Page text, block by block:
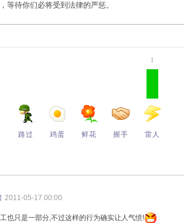
等待你们必将受到法律的严惩。
路过 鸡蛋 鲜花 握手
1
雷人
2011-05-17 00:00
也只是一部分,不过这样的行为确实让人气愤!